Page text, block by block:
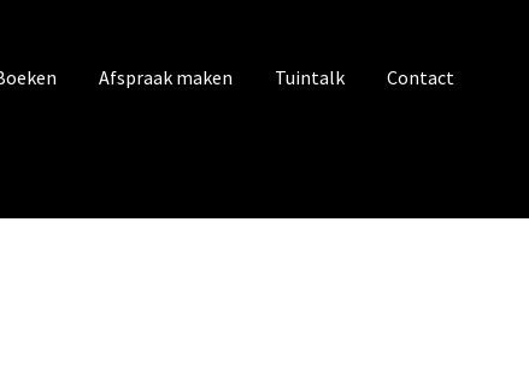
Afspraak maken Tuintalk Contact